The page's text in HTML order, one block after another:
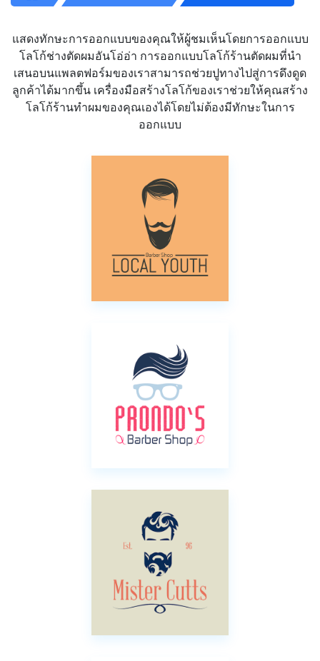
แสดงทักษะการออกแบบของคุณให้ผู้ชมเห็นโดยการออกแบบ
โลโก้ช่างตัดผมอันโอ่อ่า การออกแบบโลโก้ร้านตัดผมที่นำ
เสนอบนแพลตฟอร์มของเราสามารถช่วยปูทางไปสู่การดึงดูด
ลูกค้าได้มากขึ้น เครื่องมือสร้างโลโก้ของเราช่วยให้คุณสร้าง
โลโก้ร้านทำผมของคุณเองได้โดยไม่ต้องมีทักษะในการ
ออกแบบ